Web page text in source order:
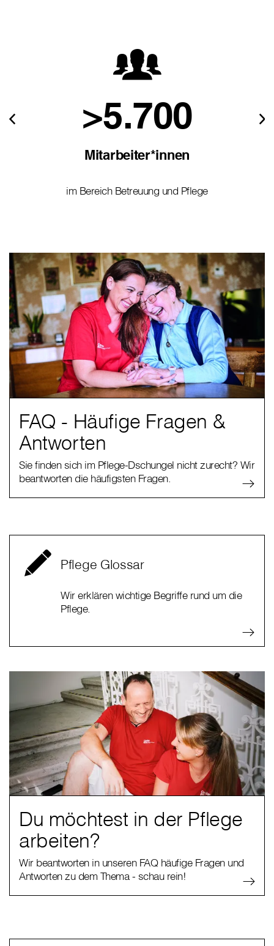
>5.700
Mitarbeiter*innen
im Bereich Betreuung und Pflege
FAQ - Häufige Fragen &
Antworten
Sie finden sich im Pflege-Dschungel nicht zurecht? Wir
beantworten die häufigsten Fragen.
Pflege Glossar
Wir erklären wichtige Begriffe rund um die
Pflege.
Du möchtest in der Pflege
arbeiten?
Wir beantworten in unseren FAQ häufige Fragen und
Antworten zu dem Thema - schau rein!